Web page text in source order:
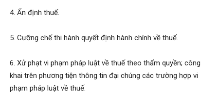
4. Ấn định thuế.
5. Cưỡng chế thi hành quyết định hành chính về thuế.
6. Xử phạt vi phạm pháp luật về thuế theo thẩm quyền; công
khai trên phương tiện thông tin đại chúng các trường hợp vi
phạm pháp luật về thuế.